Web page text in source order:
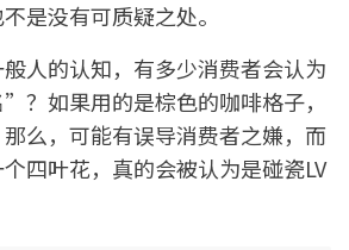
是没有可质疑之处。
人的认知，有多少消费者会认为
？如果用的是棕色的咖啡格子，
么，可能有误导消费者之嫌，而
四叶花，真的会被认为是碰瓷LV